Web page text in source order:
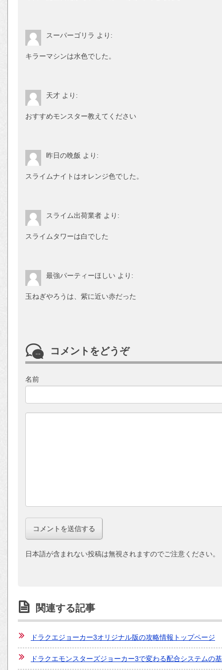
スーパーゴリラ より:
キラーマシンは水色でした。
天才 より:
おすすめモンスター教えてください
昨日の晩飯 より:
スライムナイトはオレンジ色でした。
スライム出荷業者 より:
スライムタワーは白でした
最強パーティーほしい より:
玉ねぎやろうは、紫に近い赤だった
コメントをどうぞ
名前
日本語が含まれない投稿は無視されますのでご注意ください
関連する記事
ドラクエジョーカー3オリジナル版の攻略情報トップページ
ドラクエモンスターズジョーカー3で変わる配合システムの